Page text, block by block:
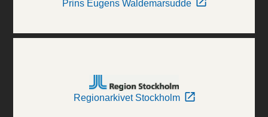
Prins Eugens Waldemarsudde
Regionarkivet Stockholm